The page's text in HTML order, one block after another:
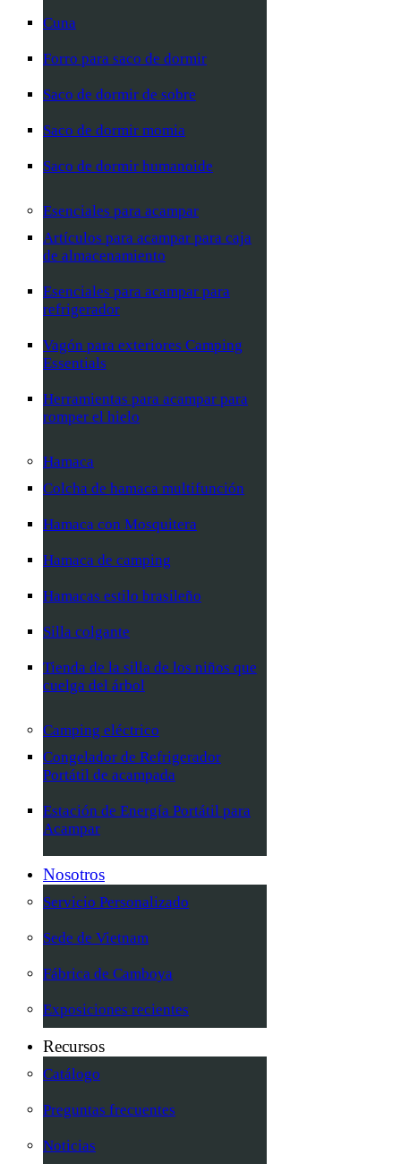
Cuna
Forro para saco de dormir
Saco de dormir de sobre
Saco de dormir momia
Saco de dormir humanoide
Esenciales para acampar
Artículos para acampar para caja
de almacenamiento
Esenciales para acampar para
refrigerador
Vagón para exteriores Camping
Essentials
Herramientas para acampar para
romper el hielo
Hamaca
Colcha de hamaca multifunción
Hamaca con Mosquitera
Hamaca de camping
Hamacas estilo brasileño
Silla colgante
Tienda de la silla de los niños que
cuelga del árbol
Camping eléctrico
Congelador de Refrigerador
Portátil de acampada
Estación de Energía Portátil para
Acampar
Nosotros
Servicio Personalizado
Sede de Vietnam
Fábrica de Camboya
Exposiciones recientes
Recursos
Catálogo
Preguntas frecuentes
Noticias